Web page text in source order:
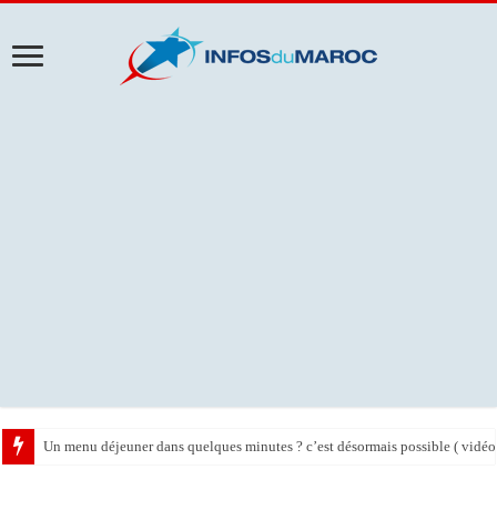
Un menu déjeuner dans quelques minutes ? c’est désormais possible (